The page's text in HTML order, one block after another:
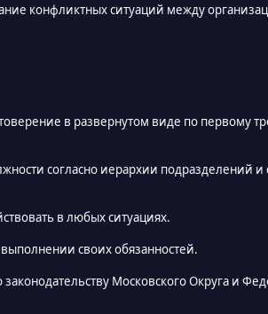
конфликтных ситуаций между
в развернутом виде по первому
согласно иерархии подразделений и
в любых ситуациях.
своих обязанностей.
Московского Округа и